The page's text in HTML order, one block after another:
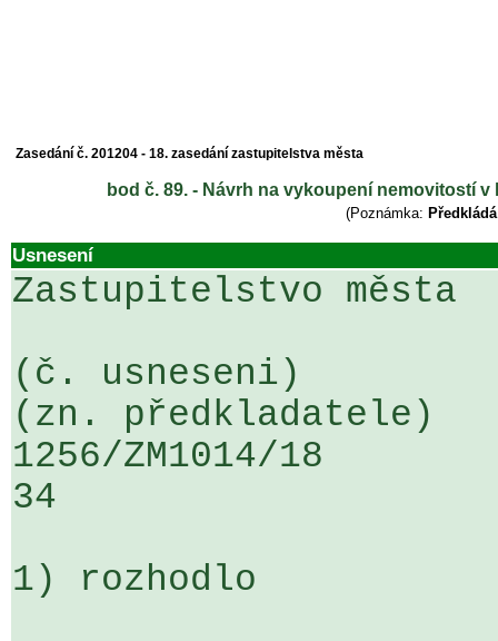
Zasedání č. 201204 - 18. zasedání zastupitelstva města
bod č. 89. - Návrh na vykoupení nemovitostí
(Poznámka:
Usnesení
Zastupitelstvo města
(č. usneseni)
(zn. předkladatele)
1256/ZM1014/18
34
1) rozhodlo